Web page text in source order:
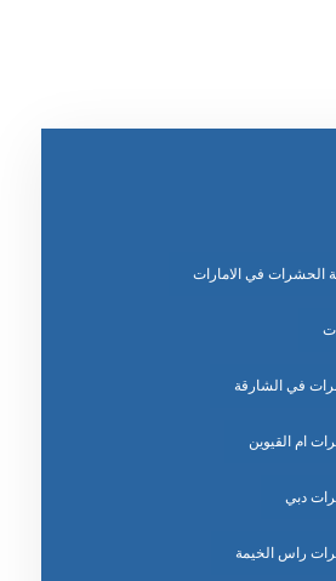
الحشرات في الامارات
في الشارقة
ام القيوين
دبي
راس الخيمة